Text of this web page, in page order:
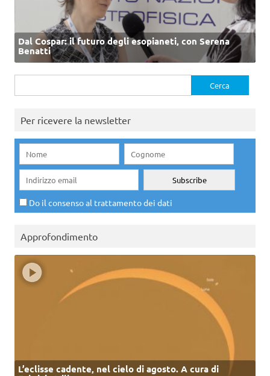
Dal Cospar: il futuro degli esopianeti, con Serena
Benatti
per:
Per ricevere la newsletter
Do il consenso al trattamento dei dati
Approfondimento
L’eclisse cadente, nel cielo di agosto. A cura di